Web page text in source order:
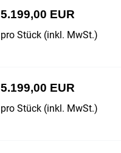
5.199,00 EUR
pro Stück (inkl. MwSt.)
5.199,00 EUR
pro Stück (inkl. MwSt.)